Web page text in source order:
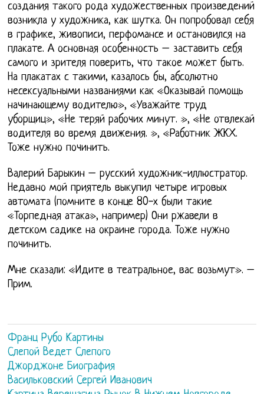
создания такого рода художественных произведений
возникла у художника, как шутка. Он попробовал себя
в графике, живописи, перфомансе и остановился на
плакате. А основная особенность – заставить себя
самого и зрителя поверить, что такое может быть.
На плакатах с такими, казалось бы, абсолютно
несексуальными названиями как «Оказывай помощь
начинающему водителю», «Уважайте труд
уборщиц», «Не теряй рабочих минут. », «Не отвлекай
водителя во время движения. », «Работник ЖКХ.
Тоже нужно починить.
Валерий Барыкин – русский художник-иллюстратор.
Недавно мой приятель выкупил четыре игровых
автомата (помните в конце 80-х были такие
«Торпедная атака», например) Они ржавели в
детском садике на окраине города. Тоже нужно
починить.
Мне сказали: «Идите в театральное, вас возьмут». –
Прим.
Франц Рубо Картины
Слепой Ведет Слепого
Джорджоне Биография
Васильковский Сергей Иванович